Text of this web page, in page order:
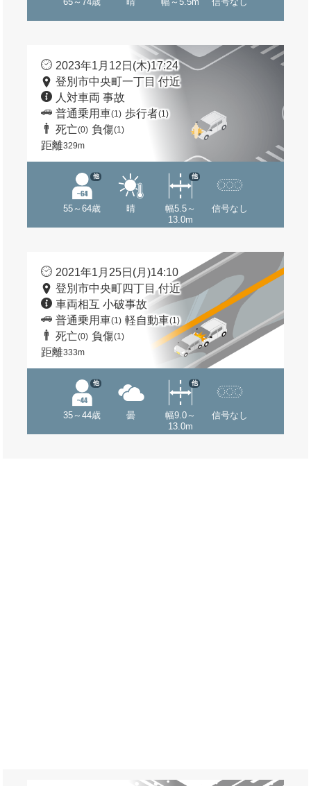
2023年1月12日(木)17:24
登別市中央町一丁目 付近
人対車両 事故
普通乗用車(1) 歩行者(1)
死亡(0) 負傷(1)
距離329m
55～64歳
他
晴
幅5.5～
13.0m
他
信号なし
2021年1月25日(月)14:10
登別市中央町四丁目 付近
車両相互 小破事故
普通乗用車(1) 軽自動車(1)
死亡(0) 負傷(1)
距離333m
35～44歳
他
曇
幅9.0～
13.0m
他
信号なし